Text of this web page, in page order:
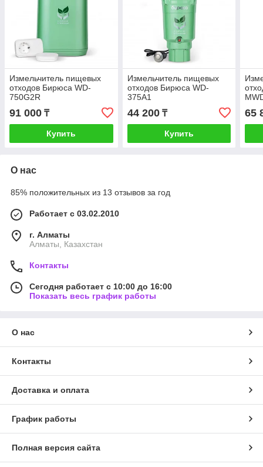
Измельчитель пищевых
отходов Бирюса WD-
750G2R
91 000 ₸
Купить
Измельчитель пищевых
отходов Бирюса WD-
375A1
44 200₸
Купить
65
О нас
85% положительных из 13 отзывов за год
Работает с 03.02.2010
г. Алматы
Алматы, Казахстан
Контакты
Сегодня работает с 10:00 до 16:00
Показать весь график работы
О нас
Контакты
Доставка и оплата
График работы
Полная версия сайта